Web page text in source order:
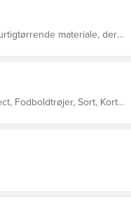
materiale, der
Fodboldtrøjer, Sort, Kort